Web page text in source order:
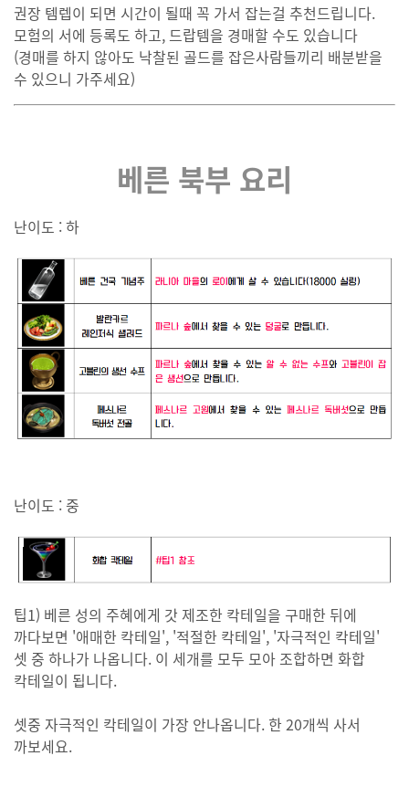
권장 템렙이 되면 시간이 될때 꼭 가서 잡는걸 추천드립니다.
모험의 서에 등록도 하고, 드랍템을 경매할 수도 있습니다
(경매를 하지 않아도 낙찰된 골드를 잡은사람들끼리 배분받을
수 있으니 가주세요)
베른 북부 요리
난이도 : 하
난이도 : 중
팁1) 베른 성의 주혜에게 갓 제조한 칵테일을 구매한 뒤에
까다보면 '애매한 칵테일', '적절한 칵테일', '자극적인 칵테일'
셋 중 하나가 나옵니다. 이 세개를 모두 모아 조합하면 화합
칵테일이 됩니다.
셋중 자극적인 칵테일이 가장 안나옵니다. 한 20개씩 사서
까보세요.